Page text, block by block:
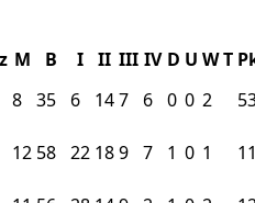
M B I II III IV D U WT
8 35 6 147 6 0 0 2
12 58 22 189 7 1 0 1